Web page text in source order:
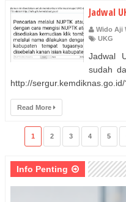
Jadwal
Wido Aji
UKG
Jadwal
sudah
http://
Read More
1 2 3 4 5
Info Penting